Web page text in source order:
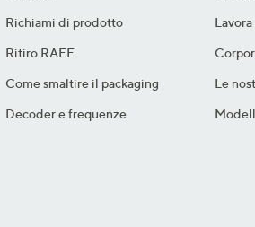
Richiami di prodotto
Ritiro RAEE
Come smaltire il packaging​
Decoder e frequenze​
Le